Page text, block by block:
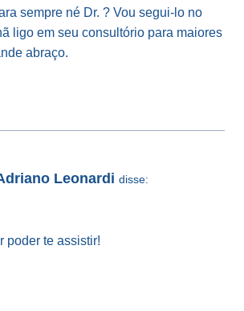
sempre né Dr. ? Vou segui-lo no
ligo em seu consultório para maiores
abraço.
Leonardi disse:
poder te assistir!